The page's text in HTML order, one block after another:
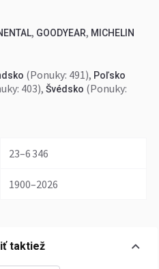
, GOODYEAR, MICHELIN
(Ponuky: 491), Poľsko
403), Švédsko (Ponuky:
23–6 346
1900–2026
taktiež